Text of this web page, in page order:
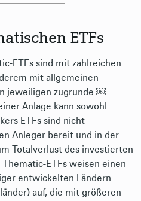
ETFs
ETFs sind mit zahlreichen
mit allgemeinen
jeweiligen zugrunde ￼
Anlage kann sowohl
ETFs sind nicht
Anleger bereit und in der
Totalverlust des investierten
ETFs weisen einen
entwickelten Ländern
auf, die mit größeren